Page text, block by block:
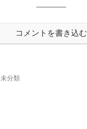
コメントを書き込む
未分類